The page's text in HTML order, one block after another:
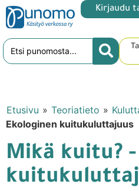
Kirjaudu
Etusivu » Teoriatieto »
Ekologinen kuitukuluttajuus
Mikä kuitu?